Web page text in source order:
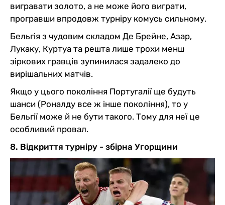
вигравати золото, а не може його виграти,
програвши впродовж турніру комусь сильному.
Бельгія з чудовим складом Де Брейне, Азар,
Лукаку, Куртуа та решта лише трохи менш
зіркових гравців зупинилася задалеко до
вирішальних матчів.
Якщо у цього покоління Португалії ще будуть
шанси (Роналду все ж інше покоління), то у
Бельгії може й не бути такого. Тому для неї це
особливий провал.
8. Відкриття турніру - збірна Угорщини